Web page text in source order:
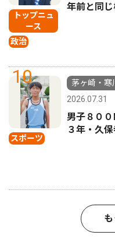
トップニュ
ース
政治
年前と同
10
スポーツ
茅ヶ崎・寒
2026.07.31
男子８０
３年・久